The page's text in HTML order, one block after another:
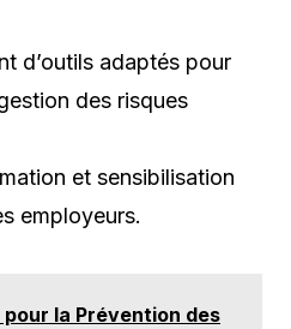
d’outils adaptés pour
des risques
et sensibilisation
employeurs.
la Prévention des